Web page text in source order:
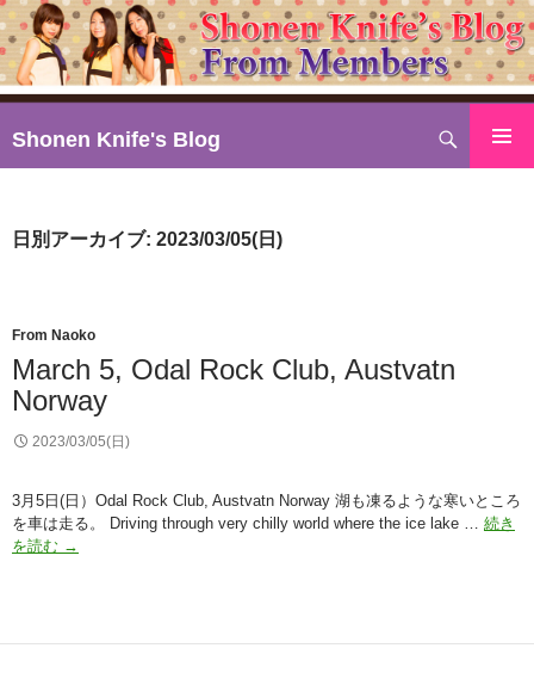
Shonen Knife's Blog
索
ン
ス
キ
ッ
日別アーカイブ: 2023/03/05(日)
From Naoko
March 5, Odal Rock Club, Austvatn
Norway
2023/03/05(日)
3月5日(日）Odal Rock Club, Austvatn Norway 湖も凍るような寒いところ
を車は走る。 Driving through very chilly world where the ice lake … 続き
を読む
March
→